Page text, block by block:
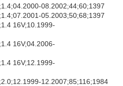
08.2002;44;60;1397
05.2003;50;68;1397
16V;10.1999-
16V;04.2006-
16V;12.1999-
12.2007;85;116;1984